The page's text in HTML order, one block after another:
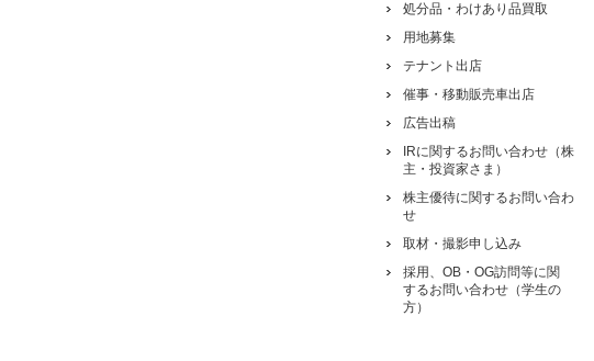
処分品・わけあり品買取
用地募集
テナント出店
催事・移動販売車出店
広告出稿
IRに関するお問い合わせ（株
主・投資家さま）
株主優待に関するお問い合わ
せ
取材・撮影申し込み
採用、OB・OG訪問等に関
するお問い合わせ（学生の
方）